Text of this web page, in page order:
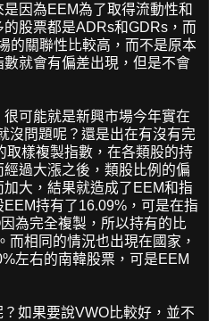
因為EEM為了取得流動性和
股票都是ADRs和GDRs，而
的關聯性比較高，而不是原本
就會有偏差出現，但是不會
可能就是新興市場今年實在
沒問題呢？還是出在有沒有完
取樣複製指數，在各類股的持
過大漲之後，類股比例的偏
大，結果就造成了EEM和指
持有了16.09%，可是在指
為完全複製，所以持有的比
而相同的情況也出現在國家，
左右的南韓股票，可是EEM
如果要說VWO比較好，並不